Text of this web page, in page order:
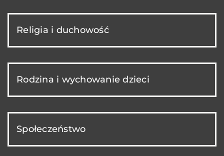
Religia i duchowość
Rodzina i wychowanie dzieci
Społeczeństwo